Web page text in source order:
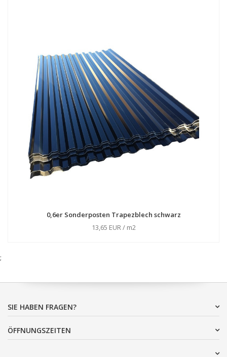
0,6er Sonderposten Trapezblech schwarz
13,65 EUR / m2
;
SIE HABEN FRAGEN?
ÖFFNUNGSZEITEN